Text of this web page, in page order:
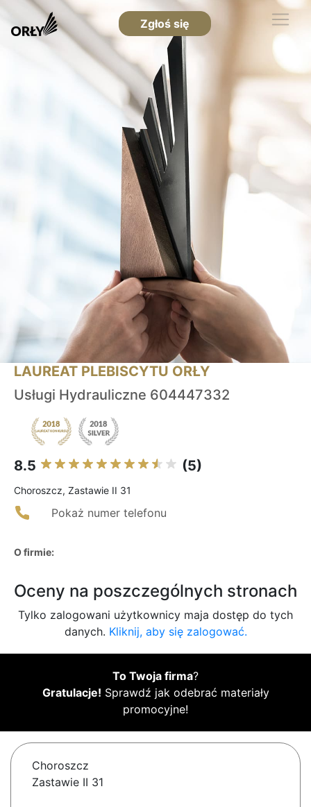
Zgłoś się
LAUREAT PLEBISCYTU ORŁY
Usługi Hydrauliczne 604447332
8.5 (5)
Choroszcz, Zastawie II 31
Pokaż numer telefonu
O firmie:
Oceny na poszczególnych stronach
Tylko zalogowani użytkownicy maja dostęp do tych
danych. Kliknij, aby się zalogować.
To Twoja firma?
Gratulacje! Sprawdź jak odebrać materiały
promocyjne!
Choroszcz
Zastawie II 31